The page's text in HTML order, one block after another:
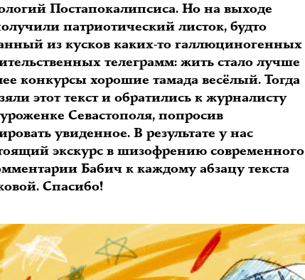
Постапокалипсиса. Но на выходе
патриотический листок, будто
из кусков каких-то галлюциногенных
телеграмм: жить стало лучше
конкурсы хорошие тамада весёлый. Тогда
этот текст и обратились к журналисту
Севастополя, попросив
увиденное. В результате у нас
экскурс в шизофрению современного
Бабич к каждому абзацу текста
Спасибо!